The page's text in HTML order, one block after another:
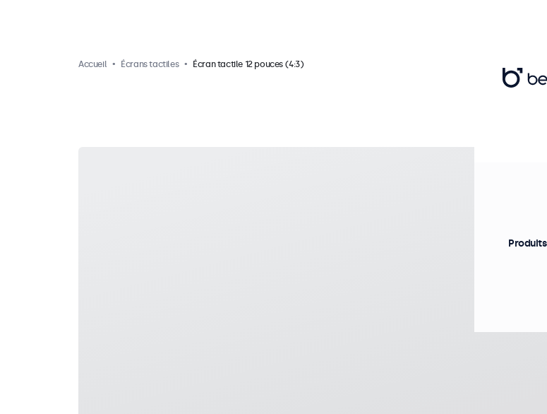
Accueil Écrans tactiles Écran tactile 12 pouces (4:3)
Produits